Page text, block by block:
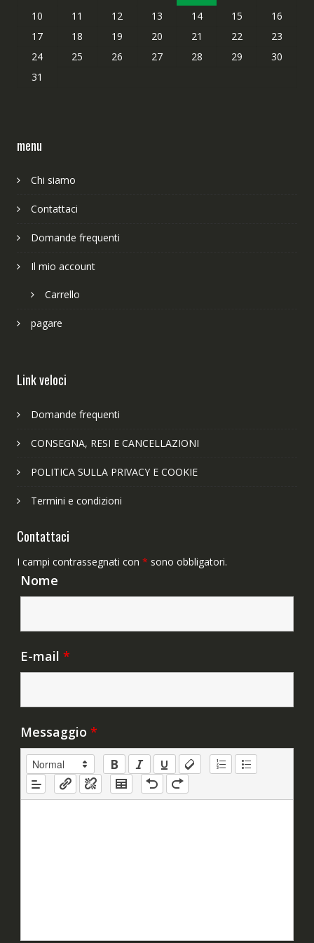
10
11 12 13 14 15
16
17
18 19 20 21 22
23
24
25 26 27 28 29
30
31
menu
Chi siamo
Contattaci
Domande frequenti
Il mio account
Carrello
pagare
Link veloci
Domande frequenti
CONSEGNA, RESI E CANCELLAZIONI
POLITICA SULLA PRIVACY E COOKIE
Termini e condizioni
Contattaci
I campi contrassegnati con * sono obbligatori.
Nome
E-mail *
Messaggio *